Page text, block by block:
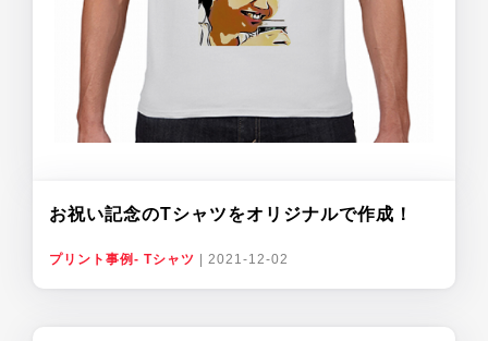
お祝い記念のTシャツをオリジナルで作成！
プリント事例- Tシャツ 2021-12-02